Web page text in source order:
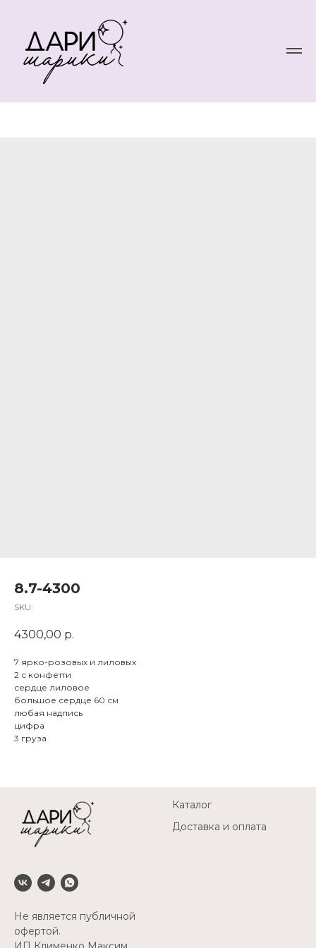
8.7-4300
SKU:
4300,00 р.
7 ярко-розовых и лиловых
2 с конфетти
сердце лиловое
большое сердце 60 см
любая надпись
цифра
3 груза
Не является публичной
офертой.
Каталог
Доставка и оплата